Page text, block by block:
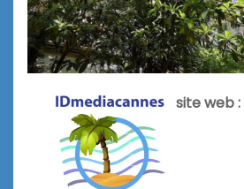
site web :